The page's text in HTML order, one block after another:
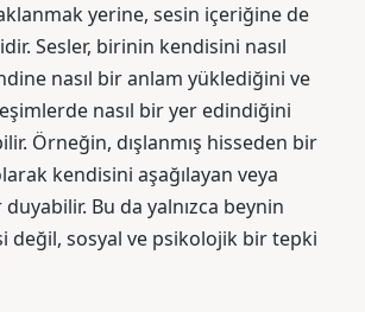
yerine, sesin içeriğine de
Sesler, birinin kendisini nasıl
nasıl bir anlam yüklediğini ve
nasıl bir yer edindiğini
Örneğin, dışlanmış hisseden bir
kendisini aşağılayan veya
Bu da yalnızca beynin
değil, sosyal ve psikolojik bir tepki